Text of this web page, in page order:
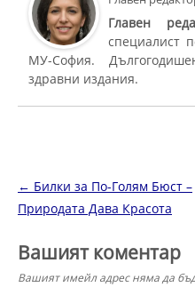
Главен
специалист
МУ-София.
здравни издания.
Навигация в публикациите
← Билки за По-Голям Бюст –
Природата Дава Красота
Вашият коментар
Вашият имейл адрес няма да